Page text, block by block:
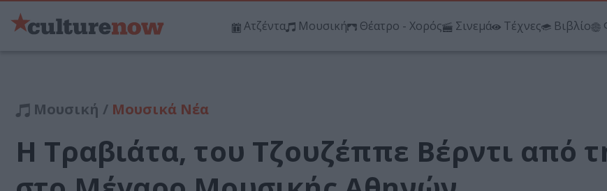
Ατζέντα Μουσική Θέατρο - Χορός Σινεμά Τέχνες Βιβλίο
Μουσική / Μουσικά Νέα
Η Τραβιάτα, του Τζουζέππε Βέρντι από